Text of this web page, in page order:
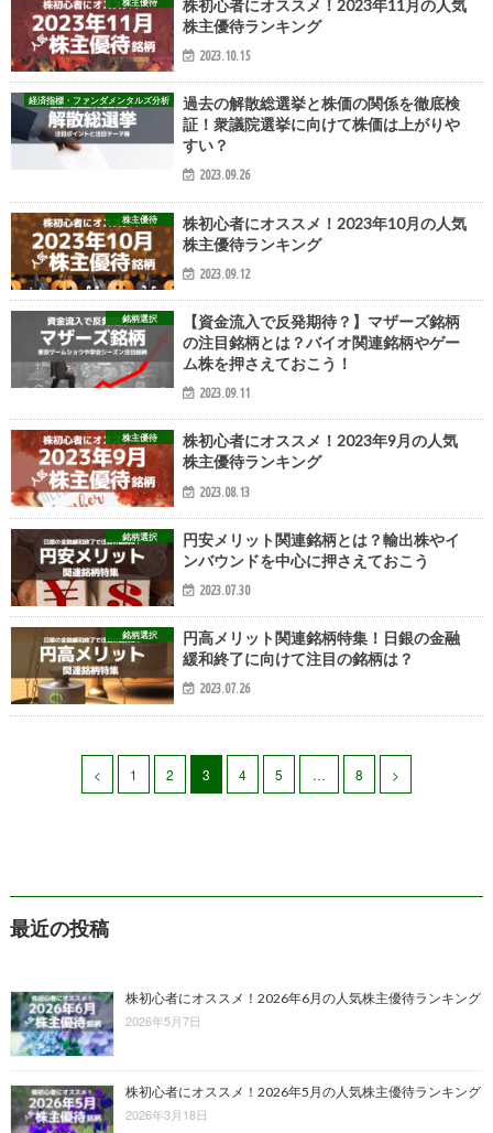
株初心者にオススメ！2023年11月の人気
株主優待ランキング
2023.10.15
経済指標・ファンダメンタルズ分析
過去の解散総選挙と株価の関係を徹底検
証！衆議院選挙に向けて株価は上がりや
すい？
2023.09.26
株主優待
株初心者にオススメ！2023年10月の人気
株主優待ランキング
2023.09.12
銘柄選択
【資金流入で反発期待？】マザーズ銘柄
の注目銘柄とは？バイオ関連銘柄やゲー
ム株を押さえておこう！
2023.09.11
株主優待
株初心者にオススメ！2023年9月の人気
株主優待ランキング
2023.08.13
銘柄選択
円安メリット関連銘柄とは？輸出株やイ
ンバウンドを中心に押さえておこう
2023.07.30
銘柄選択
円高メリット関連銘柄特集！日銀の金融
緩和終了に向けて注目の銘柄は？
2023.07.26
< 1 2 3 4 5 … 8 >
最近の投稿
株初心者にオススメ！2026年6月の人気株主優待ランキング
2026年5月7日
株初心者にオススメ！2026年5月の人気株主優待ランキング
2026年3月18日